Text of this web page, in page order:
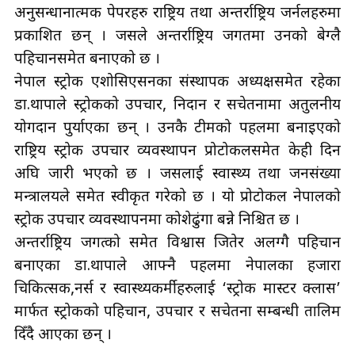
अनुसन्धानात्मक पेपरहरु राष्ट्रिय तथा अन्तर्राष्ट्रिय जर्नलहरुमा
प्रकाशित छन् । जसले अन्तर्राष्ट्रिय जगतमा उनको बेग्लै
पहिचानसमेत बनाएको छ ।
नेपाल स्ट्रोक एशोसिएसनका संस्थापक अध्यक्षसमेत रहेका
डा.थापाले स्ट्रोकको उपचार, निदान र सचेतनामा अतुलनीय
योगदान पुर्याएका छन् । उनकै टीमको पहलमा बनाइएको
राष्ट्रिय स्ट्रोक उपचार व्यवस्थापन प्रोटोकलसमेत केही दिन
अघि जारी भएको छ । जसलाई स्वास्थ्य तथा जनसंख्या
मन्त्रालयले समेत स्वीकृत गरेको छ । यो प्रोटोकल नेपालको
स्ट्रोक उपचार व्यवस्थापनमा कोशेढुंगा बन्ने निश्चित छ ।
अन्तर्राष्ट्रिय जगत्को समेत विश्वास जितेर अलग्गै पहिचान
बनाएका डा.थापाले आफ्नै पहलमा नेपालका हजारौँ
चिकित्सक,नर्स र स्वास्थ्यकर्मीहरुलाई ‘स्ट्रोक मास्टर क्लास’
मार्फत स्ट्रोकको पहिचान, उपचार र सचेतना सम्बन्धी तालिम
दिँदै आएका छन् ।